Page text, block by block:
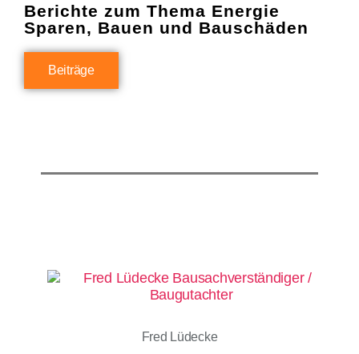
Berichte zum Thema Energie
Sparen, Bauen und Bauschäden
Beiträge
Fred Lüdecke